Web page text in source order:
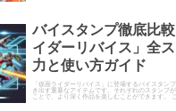
バイスタンプ徹底比
イダーリバイス」全
力と使い方ガイド
「仮面ライダーリバイス」に登場するバイスタン
き出す重要なアイテムです。それぞれのスタンプ
ことで、より深く作品を楽しむことができます。